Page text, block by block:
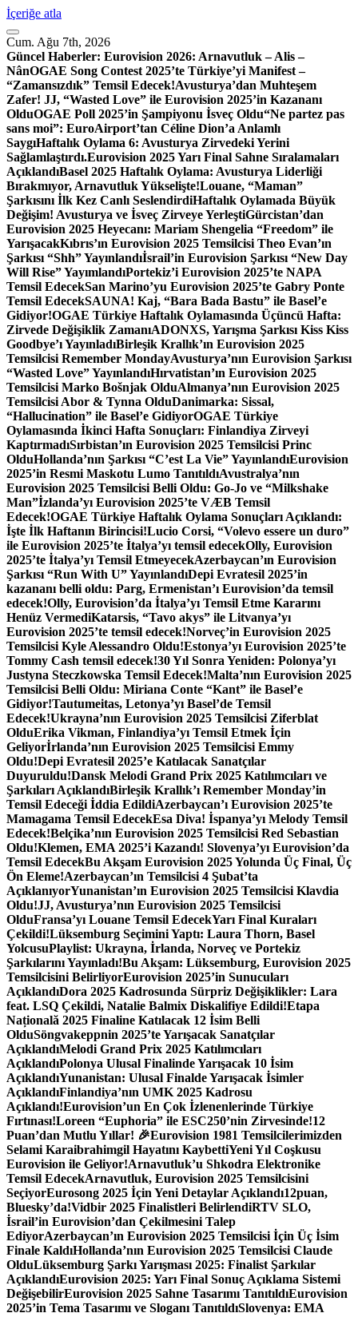
İçeriğe atla
Cum. Ağu 7th, 2026
Güncel Haberler: Eurovision 2026: Arnavutluk – Alis –
NânOGAE Song Contest 2025’te Türkiye’yi Manifest –
“Zamansızdık” Temsil Edecek!Avusturya’dan Muhteşem
Zafer! JJ, “Wasted Love” ile Eurovision 2025’in Kazananı
OlduOGAE Poll 2025’in Şampiyonu İsveç Oldu“Ne partez pas
sans moi”: EuroAirport’tan Céline Dion’a Anlamlı
SaygıHaftalık Oylama 6: Avusturya Zirvedeki Yerini
Sağlamlaştırdı.Eurovision 2025 Yarı Final Sahne Sıralamaları
AçıklandıBasel 2025 Haftalık Oylama: Avusturya Liderliği
Bırakmıyor, Arnavutluk Yükselişte!Louane, “Maman”
Şarkısını İlk Kez Canlı SeslendirdiHaftalık Oylamada Büyük
Değişim! Avusturya ve İsveç Zirveye YerleştiGürcistan’dan
Eurovision 2025 Heyecanı: Mariam Shengelia “Freedom” ile
YarışacakKıbrıs’ın Eurovision 2025 Temsilcisi Theo Evan’ın
Şarkısı “Shh” Yayınlandıİsrail’in Eurovision Şarkısı “New Day
Will Rise” YayımlandıPortekiz’i Eurovision 2025’te NAPA
Temsil EdecekSan Marino’yu Eurovision 2025’te Gabry Ponte
Temsil EdecekSAUNA! Kaj, “Bara Bada Bastu” ile Basel’e
Gidiyor!OGAE Türkiye Haftalık Oylamasında Üçüncü Hafta:
Zirvede Değişiklik ZamanıADONXS, Yarışma Şarkısı Kiss Kiss
Goodbye’ı YayınladıBirleşik Krallık’ın Eurovision 2025
Temsilcisi Remember MondayAvusturya’nın Eurovision Şarkısı
“Wasted Love” YayınlandıHırvatistan’ın Eurovision 2025
Temsilcisi Marko Bošnjak OlduAlmanya’nın Eurovision 2025
Temsilcisi Abor & Tynna OlduDanimarka: Sissal,
“Hallucination” ile Basel’e GidiyorOGAE Türkiye
Oylamasında İkinci Hafta Sonuçları: Finlandiya Zirveyi
KaptırmadıSırbistan’ın Eurovision 2025 Temsilcisi Princ
OlduHollanda’nın Şarkısı “C’est La Vie” YayınlandıEurovision
2025’in Resmi Maskotu Lumo TanıtıldıAvustralya’nın
Eurovision 2025 Temsilcisi Belli Oldu: Go-Jo ve “Milkshake
Man”İzlanda’yı Eurovision 2025’te VÆB Temsil
Edecek!OGAE Türkiye Haftalık Oylama Sonuçları Açıklandı:
İşte İlk Haftanın Birincisi!Lucio Corsi, “Volevo essere un duro”
ile Eurovision 2025’te İtalya’yı temsil edecekOlly, Eurovision
2025’te İtalya’yı Temsil EtmeyecekAzerbaycan’ın Eurovision
Şarkısı “Run With U” YayınlandıDepi Evratesil 2025’in
kazananı belli oldu: Parg, Ermenistan’ı Eurovision’da temsil
edecek!Olly, Eurovision’da İtalya’yı Temsil Etme Kararını
Henüz VermediKatarsis, “Tavo akys” ile Litvanya’yı
Eurovision 2025’te temsil edecek!Norveç’in Eurovision 2025
Temsilcisi Kyle Alessandro Oldu!Estonya’yı Eurovision 2025’te
Tommy Cash temsil edecek!30 Yıl Sonra Yeniden: Polonya’yı
Justyna Steczkowska Temsil Edecek!Malta’nın Eurovision 2025
Temsilcisi Belli Oldu: Miriana Conte “Kant” ile Basel’e
Gidiyor!Tautumeitas, Letonya’yı Basel’de Temsil
Edecek!Ukrayna’nın Eurovision 2025 Temsilcisi Ziferblat
OlduErika Vikman, Finlandiya’yı Temsil Etmek İçin
Geliyorİrlanda’nın Eurovision 2025 Temsilcisi Emmy
Oldu!Depi Evratesil 2025’e Katılacak Sanatçılar
Duyuruldu!Dansk Melodi Grand Prix 2025 Katılımcıları ve
Şarkıları AçıklandıBirleşik Krallık’ı Remember Monday’in
Temsil Edeceği İddia EdildiAzerbaycan’ı Eurovision 2025’te
Mamagama Temsil EdecekEsa Diva! İspanya’yı Melody Temsil
Edecek!Belçika’nın Eurovision 2025 Temsilcisi Red Sebastian
Oldu!Klemen, EMA 2025’i Kazandı! Slovenya’yı Eurovision’da
Temsil EdecekBu Akşam Eurovision 2025 Yolunda Üç Final, Üç
Ön Eleme!Azerbaycan’ın Temsilcisi 4 Şubat’ta
AçıklanıyorYunanistan’ın Eurovision 2025 Temsilcisi Klavdia
Oldu!JJ, Avusturya’nın Eurovision 2025 Temsilcisi
OlduFransa’yı Louane Temsil EdecekYarı Final Kuraları
Çekildi!Lüksemburg Seçimini Yaptı: Laura Thorn, Basel
YolcusuPlaylist: Ukrayna, İrlanda, Norveç ve Portekiz
Şarkılarını Yayınladı!Bu Akşam: Lüksemburg, Eurovision 2025
Temsilcisini BelirliyorEurovision 2025’in Sunucuları
AçıklandıDora 2025 Kadrosunda Sürpriz Değişiklikler: Lara
feat. LSQ Çekildi, Natalie Balmix Diskalifiye Edildi!Etapa
Națională 2025 Finaline Katılacak 12 İsim Belli
OlduSöngvakeppnin 2025’te Yarışacak Sanatçılar
AçıklandıMelodi Grand Prix 2025 Katılımcıları
AçıklandıPolonya Ulusal Finalinde Yarışacak 10 İsim
AçıklandıYunanistan: Ulusal Finalde Yarışacak İsimler
AçıklandıFinlandiya’nın UMK 2025 Kadrosu
Açıklandı!Eurovision’un En Çok İzlenenlerinde Türkiye
Fırtınası!Loreen “Euphoria” ile ESC250’nin Zirvesinde!12
Puan’dan Mutlu Yıllar! 🎉Eurovision 1981 Temsilcilerimizden
Selami Karaibrahimgil Hayatını KaybettiYeni Yıl Coşkusu
Eurovision ile Geliyor!Arnavutluk’u Shkodra Elektronike
Temsil EdecekArnavutluk, Eurovision 2025 Temsilcisini
SeçiyorEurosong 2025 İçin Yeni Detaylar Açıklandı12puan,
Bluesky’da!Vidbir 2025 Finalistleri BelirlendiRTV SLO,
İsrail’in Eurovision’dan Çekilmesini Talep
EdiyorAzerbaycan’ın Eurovision 2025 Temsilcisi İçin Üç İsim
Finale KaldıHollanda’nın Eurovision 2025 Temsilcisi Claude
OlduLüksemburg Şarkı Yarışması 2025: Finalist Şarkılar
AçıklandıEurovision 2025: Yarı Final Sonuç Açıklama Sistemi
DeğişebilirEurovision 2025 Sahne Tasarımı TanıtıldıEurovision
2025’in Tema Tasarımı ve Sloganı TanıtıldıSlovenya: EMA